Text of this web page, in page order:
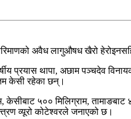
अवैध लागुऔषध खैरो
प्रयास थापा, अछाम पञ्चदेव
केसी रहेका छन्।
केसीबाट ५०० मिलिग्राम,
व्यूरो कोटेश्वरले जनाएको छ।